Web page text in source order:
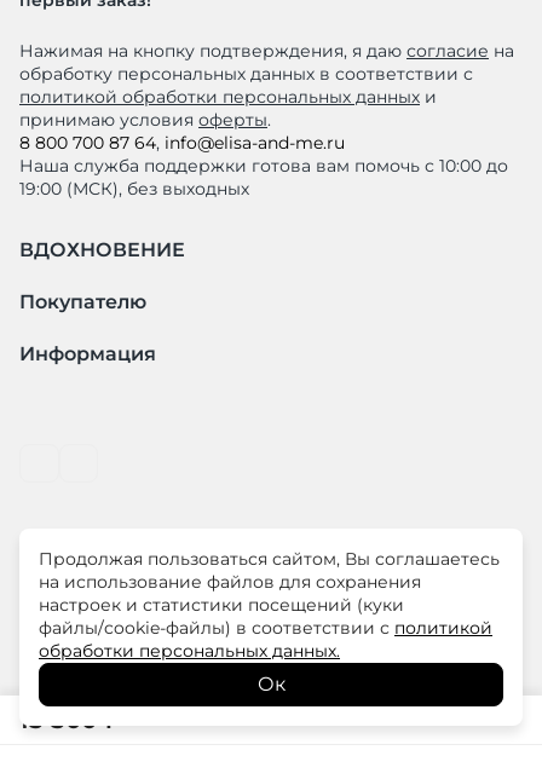
15 500 ₽
Нажимая на кнопку подтверждения, я даю согласие на
обработку персональных данных в соответствии с
политикой обработки персональных данных и
принимаю условия оферты.
8 800 700 87 64, info@elisa-and-me.ru
Наша служба поддержки готова вам помочь с 10:00 до
19:00 (МСК), без выходных
ВДОХНОВЕНИЕ
Покупателю
Информация
© ООО "ЛиМ Холдинг" 2026
ELISA.AND.ME – элегантная премиум одежда для
современных женщин
Продолжая пользоваться сайтом, Вы соглашаетесь
на использование файлов для сохранения
настроек и статистики посещений (куки
файлы/cookie-файлы) в соответствии с политикой
обработки персональных данных.
Ок